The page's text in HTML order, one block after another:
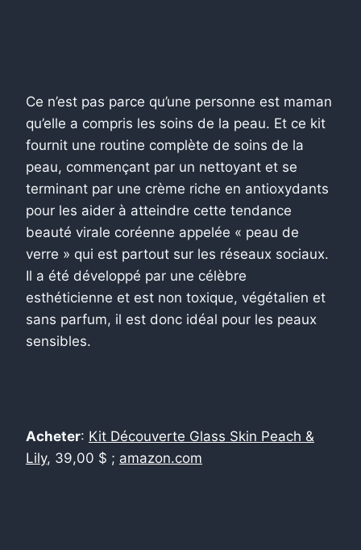
Ce n’est pas parce qu’une personne est maman
qu’elle a compris les soins de la peau. Et ce kit
fournit une routine complète de soins de la
peau, commençant par un nettoyant et se
terminant par une crème riche en antioxydants
pour les aider à atteindre cette tendance
beauté virale coréenne appelée « peau de
verre » qui est partout sur les réseaux sociaux.
Il a été développé par une célèbre
esthéticienne et est non toxique, végétalien et
sans parfum, il est donc idéal pour les peaux
sensibles.
Acheter: Kit Découverte Glass Skin Peach &
Lily, 39,00 $ ; amazon.com